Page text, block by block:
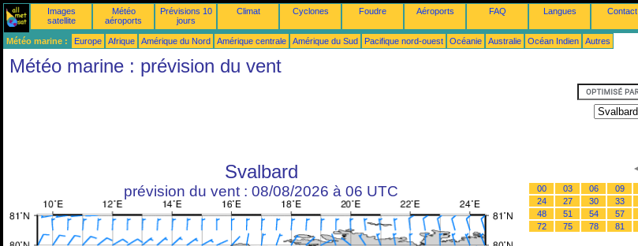
Images
satellite
Météo
aéroports
Prévisions 10
jours
Climat Cyclones Foudre Aéroports FAQ Langues Contact
Météo marine : Europe Afrique Amérique du Nord Amérique centrale Amérique du Sud Pacifique nord-ouest Océanie Australie Océan Indien Autres
Météo marine : prévision du vent
Svalbard
prévision du vent : 08/08/2026 à 06 UTC 00 03 06 09
24
27 30 33
48
51 54 57
72
75 78 81